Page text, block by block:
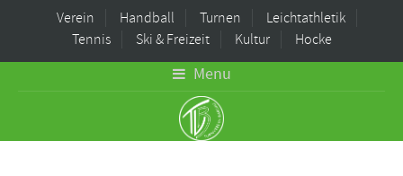
Verein Handball Turnen
Leichtathletik
Tennis
Ski & Freizeit Kultur Hocke
Menu